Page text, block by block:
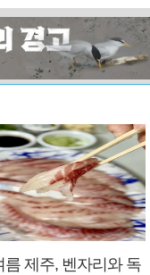
름 제주, 벤자리와 독